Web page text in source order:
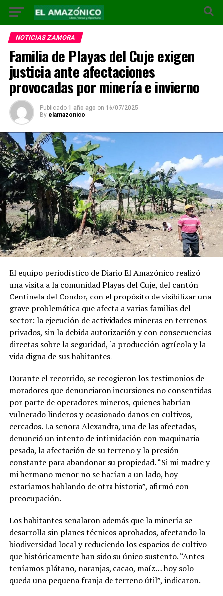
NOTICIAS ZAMORA
Familia de Playas del Cuje exigen
justicia ante afectaciones
provocadas por minería e invierno
Publicado 1 año ago on 16/07/2025
By elamazonico
El equipo periodístico de Diario El Amazónico realizó
una visita a la comunidad Playas del Cuje, del cantón
Centinela del Condor, con el propósito de visibilizar una
grave problemática que afecta a varias familias del
sector: la ejecución de actividades mineras en terrenos
privados, sin la debida autorización y con consecuencias
directas sobre la seguridad, la producción agrícola y la
vida digna de sus habitantes.
Durante el recorrido, se recogieron los testimonios de
moradores que denunciaron incursiones no consentidas
por parte de operadores mineros, quienes habrían
vulnerado linderos y ocasionado daños en cultivos,
cercados. La señora Alexandra, una de las afectadas,
denunció un intento de intimidación con maquinaria
pesada, la afectación de su terreno y la presión
constante para abandonar su propiedad. “Si mi madre y
mi hermano menor no se hacían a un lado, hoy
estaríamos hablando de otra historia”, afirmó con
preocupación.
Los habitantes señalaron además que la minería se
desarrolla sin planes técnicos aprobados, afectando la
biodiversidad local y reduciendo los espacios de cultivo
que históricamente han sido su único sustento. “Antes
teníamos plátano, naranjas, cacao, maíz… hoy solo
queda una pequeña franja de terreno útil”, indicaron.